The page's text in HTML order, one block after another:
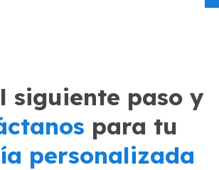
siguiente paso y
para tu
personalizada